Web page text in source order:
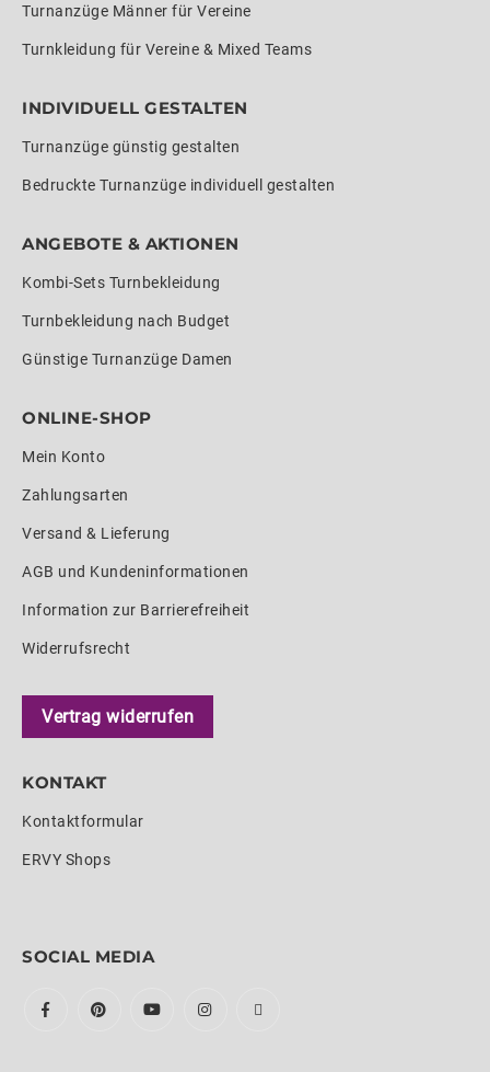
Turnanzüge Männer für Vereine
Turnkleidung für Vereine & Mixed Teams
INDIVIDUELL GESTALTEN
Turnanzüge günstig gestalten
Bedruckte Turnanzüge individuell gestalten
ANGEBOTE & AKTIONEN
Kombi-Sets Turnbekleidung
Turnbekleidung nach Budget
Günstige Turnanzüge Damen
ONLINE-SHOP
Mein Konto
Zahlungsarten
Versand & Lieferung
AGB und Kundeninformationen
Information zur Barrierefreiheit
Widerrufsrecht
Vertrag widerrufen
KONTAKT
Kontaktformular
ERVY Shops
SOCIAL MEDIA